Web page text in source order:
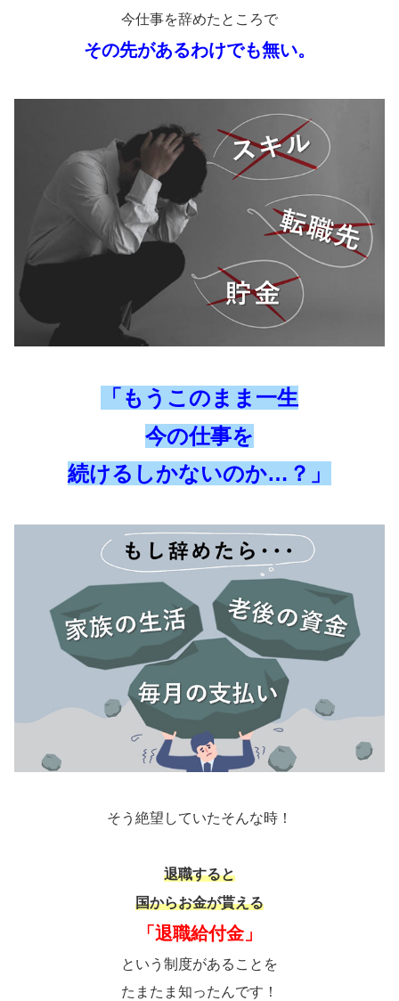
今仕事を辞めたところで
その先があるわけでも無い。
「もうこのまま一生
今の仕事を
続けるしかないのか…？」
そう絶望していたそんな時！
退職すると
国からお金が貰える
「退職給付金」
という制度があることを
たまたま知ったんです！